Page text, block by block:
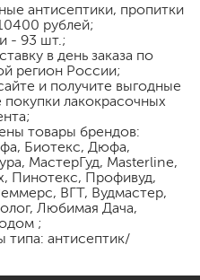
антисептики, пропитки
рублей;
- 93 шт.;
в день заказа по
регион России;
и получите выгодные
лакокрасочных
товары брендов:
Биотекс, Дюфа,
МастерГуд, Masterline,
Пинотекс, Профивуд,
ВГТ, Вудмастер,
Любимая Дача,
;
типа: антисептик/